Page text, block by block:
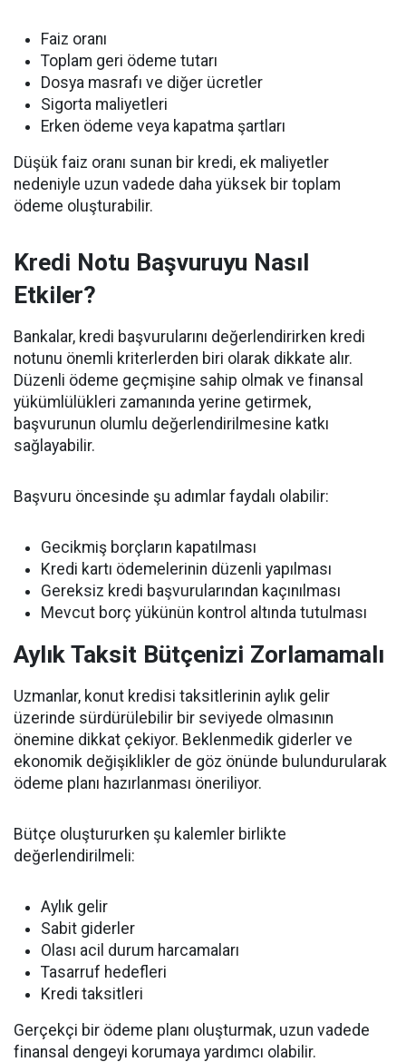
Faiz oranı
Toplam geri ödeme tutarı
Dosya masrafı ve diğer ücretler
Sigorta maliyetleri
Erken ödeme veya kapatma şartları
Düşük faiz oranı sunan bir kredi, ek maliyetler
nedeniyle uzun vadede daha yüksek bir toplam
ödeme oluşturabilir.
Kredi Notu Başvuruyu Nasıl
Etkiler?
Bankalar, kredi başvurularını değerlendirirken kredi
notunu önemli kriterlerden biri olarak dikkate alır.
Düzenli ödeme geçmişine sahip olmak ve finansal
yükümlülükleri zamanında yerine getirmek,
başvurunun olumlu değerlendirilmesine katkı
sağlayabilir.
Başvuru öncesinde şu adımlar faydalı olabilir:
Gecikmiş borçların kapatılması
Kredi kartı ödemelerinin düzenli yapılması
Gereksiz kredi başvurularından kaçınılması
Mevcut borç yükünün kontrol altında tutulması
Aylık Taksit Bütçenizi Zorlamamalı
Uzmanlar, konut kredisi taksitlerinin aylık gelir
üzerinde sürdürülebilir bir seviyede olmasının
önemine dikkat çekiyor. Beklenmedik giderler ve
ekonomik değişiklikler de göz önünde bulundurularak
ödeme planı hazırlanması öneriliyor.
Bütçe oluştururken şu kalemler birlikte
değerlendirilmeli:
Aylık gelir
Sabit giderler
Olası acil durum harcamaları
Tasarruf hedefleri
Kredi taksitleri
Gerçekçi bir ödeme planı oluşturmak, uzun vadede
finansal dengeyi korumaya yardımcı olabilir.